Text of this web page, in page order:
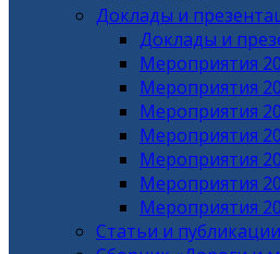
Доклады и
Доклады и
Мероприятия
Мероприятия
Мероприятия
Мероприятия
Мероприятия
Мероприятия
Мероприятия
Статьи и публикации